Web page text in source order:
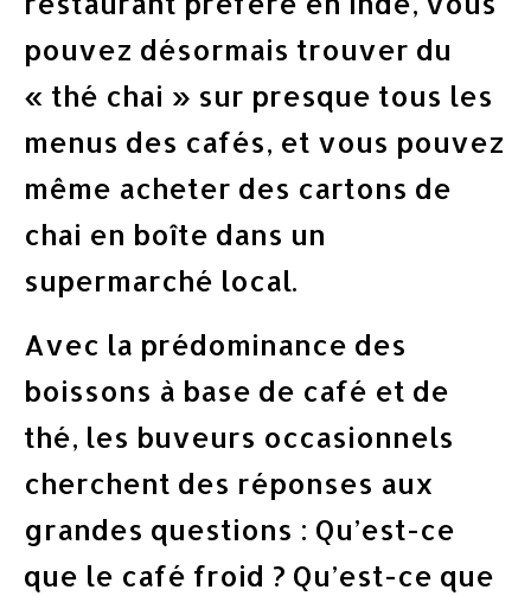
pouvez désormais trouver du
« thé chai » sur presque tous les
menus des cafés, et vous pouvez
même acheter des cartons de
chai en boîte dans un
supermarché local.
Avec la prédominance des
boissons à base de café et de
thé, les buveurs occasionnels
cherchent des réponses aux
grandes questions : Qu’est-ce
que le café froid ? Qu’est-ce que